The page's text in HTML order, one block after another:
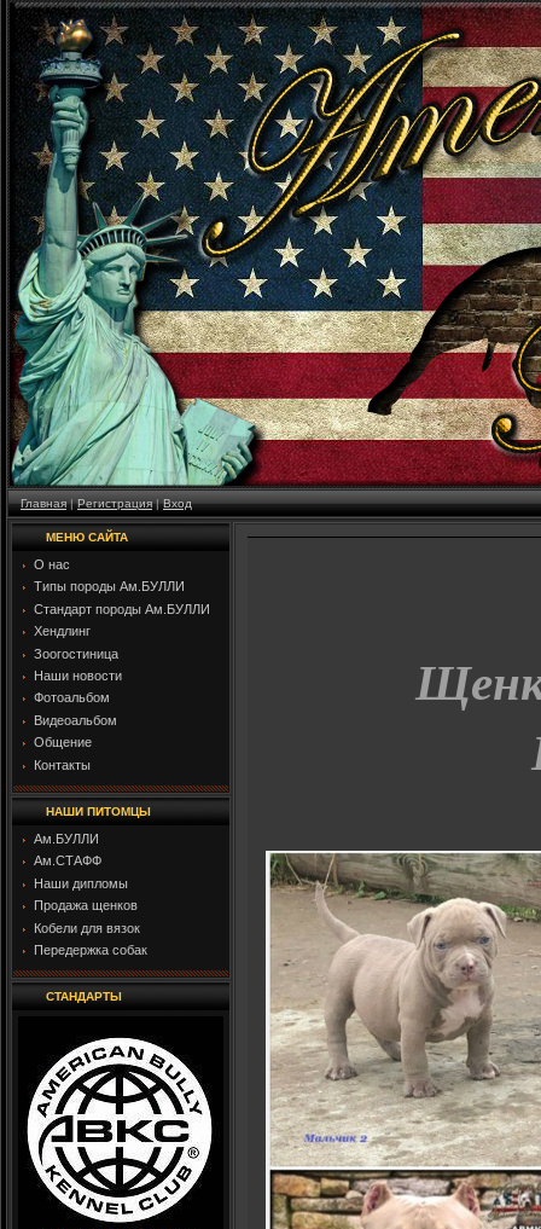
Главная|Регистрация|Вход
МЕНЮ САЙТА
О нас
Типы породы Ам.БУЛЛИ
Стандарт породы Ам.БУЛЛИ
Хендлинг
Зоогостиница
Наши новости
Фотоальбом
Видеоальбом
Общение
Контакты
НАШИ ПИТОМЦЫ
Ам.БУЛЛИ
Ам.СТАФФ
Наши дипломы
Продажа щенков
Кобели для вязок
Передержка собак
СТАНДАРТЫ